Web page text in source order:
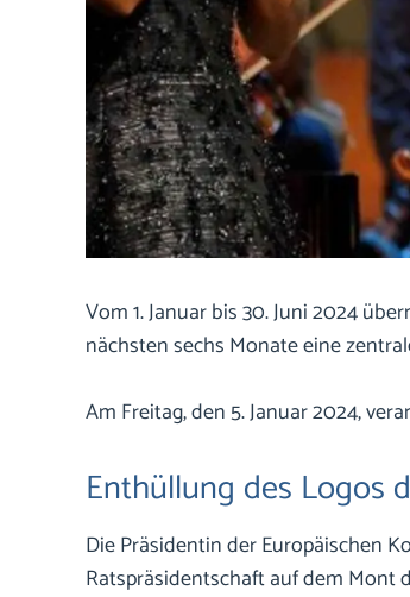
Vom 1. Januar bis 30. Juni 2024
nächsten sechs Monate eine
Am Freitag, den 5. Januar 2024,
Enthüllung des Logos
Die Präsidentin der Europäischen
Ratspräsidentschaft auf dem Mont